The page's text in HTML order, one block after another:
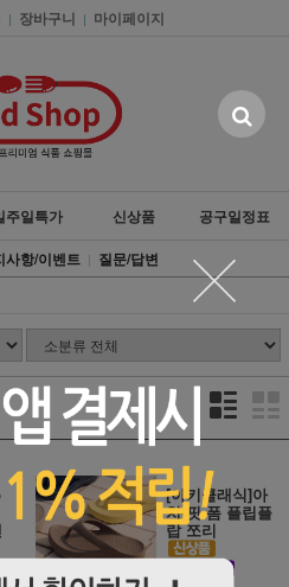
| 장바구니 | 마이페이지
주일특가 신상품
공구일정표
사항/이벤트 | 질문/답변
[아키클래식]아
치-핏 폼 플립플
랍 쪼리